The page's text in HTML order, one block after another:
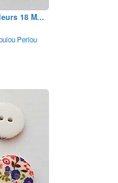
18 M...
Perlou